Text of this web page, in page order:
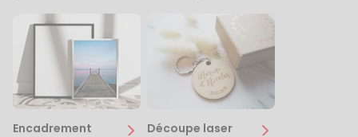
Encadrement Découpe laser